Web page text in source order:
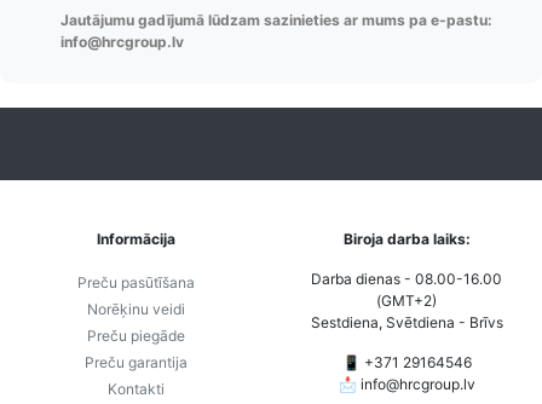
Izsekošana,
Pasūtījumu re-
lietotāja konta
PayPal
Jautājumu gadījumā lūdzam sazinieties ar mums pa e-pastu:
info@hrcgroup.lv
Informācija
Preču pasūtīšana
Norēķinu veidi
Preču piegāde
Preču garantija
Kontakti
Biroja darba laiks:
Darba dienas - 08.00-16.00
(GMT+2)
Sestdiena, Svētdiena - Brīvs
📱 +371 29164546
📩 info@hrcgroup.lv